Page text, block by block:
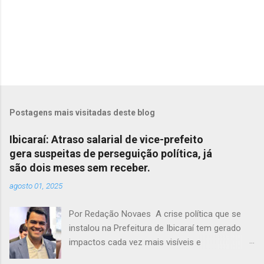
Postagens mais visitadas deste blog
Ibicaraí: Atraso salarial de vice-prefeito
gera suspeitas de perseguição política, já
são dois meses sem receber.
agosto 01, 2025
Por Redação Novaes A crise política que se
instalou na Prefeitura de Ibicaraí tem gerado
impactos cada vez mais visíveis e